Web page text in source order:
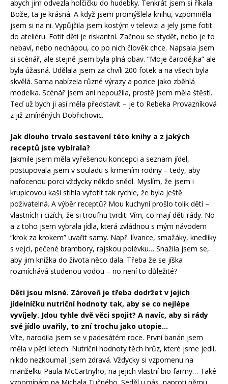
abych jim odvezla holčičku do hudebky. Tenkrát jsem si říkala:
Bože, ta je krásná. A když jsem promýšlela knihu, vzpomněla
jsem si na ni. Vypůjčila jsem kostým v televizi a jely jsme fotit
do ateliéru. Fotit děti je riskantní. Začnou se stydět, nebo je to
nebaví, nebo nechápou, co po nich člověk chce. Napsala jsem
si scénář, ale stejně jsem byla plná obav. “Moje čarodějka” ale
byla úžasná. Udělala jsem za chvíli 200 fotek a na všech byla
skvělá. Sama nabízela různé výrazy a pozice jako zběhlá
modelka. Scénář jsem ani nepoužila, prostě jsem měla štěstí.
Teď už bych ji asi měla představit – je to Rebeka Provazníková
z již zmíněných Dobřichovic.
Jak dlouho trvalo sestavení této knihy a z jakých
receptů jste vybírala?
Jakmile jsem měla vyřešenou koncepci a seznam jídel,
postupovala jsem v souladu s krmením rodiny – tedy, aby
nafocenou porci vždycky někdo snědl. Myslím, že jsem i
krupicovou kaši stihla vyfotit tak rychle, že byla ještě
poživatelná. A výběr receptů? Mou kuchyní prošlo tolik dětí –
vlastních i cizích, že si troufnu tvrdit: Vím, co mají děti rády. No
a z toho jsem vybrala jídla, která zvládnou s mým návodem
“krok za krokem” uvařit samy. Např. lívance, smažáky, knedlíky
s vejci, pečené brambory, rajskou polévku… Snažila jsem se,
aby jim knížka do života něco dala. Třeba že se jíška
rozmíchává studenou vodou – no není to důležité?
Děti jsou mlsné. Zároveň je třeba dodržet v jejich
jídelníčku nutriční hodnoty tak, aby se co nejlépe
vyvíjely. Jdou tyhle dvě věci spojit? A navíc, aby si rády
své jídlo uvařily, to zní trochu jako utopie…
Víte, narodila jsem se v padesátém roce. První banán jsem
měla v pěti letech. Nutriční hodnoty těch hrůz, které jsme jedli,
nikdo nezkoumal. Jsem zdravá. Vždycky si vzpomenu na
manželku Paula McCartnyho, na jejich vlastní bio farmy… Také